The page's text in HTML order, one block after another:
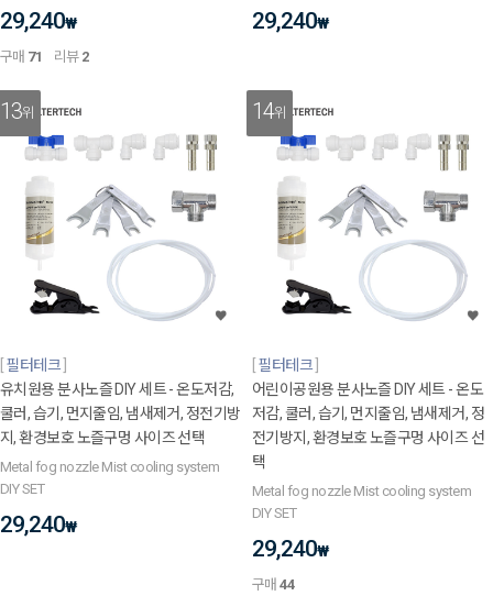
29,240₩
구매 71 리뷰 2
29,240₩
13위
필터테크
유치원용 분사노즐 DIY 세트 - 온도저감,
쿨러, 습기, 먼지줄임, 냄새제거, 정전기방
지, 환경보호 노즐구멍 사이즈 선택
Metal fog nozzle Mist cooling system
DIY SET
29,240₩
14위
필터테크
어린이공원용 분사노즐 DIY 세트 - 온도
저감, 쿨러, 습기, 먼지줄임, 냄새제거, 정
전기방지, 환경보호 노즐구멍 사이즈 선
택
Metal fog nozzle Mist cooling system
DIY SET
29,240₩
구매44